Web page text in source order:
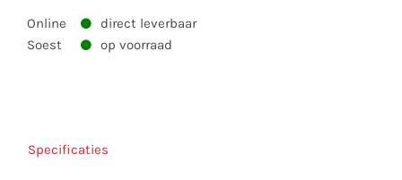
Prolong
Online
direct leverbaar
Soest
op voorraad
Specificaties